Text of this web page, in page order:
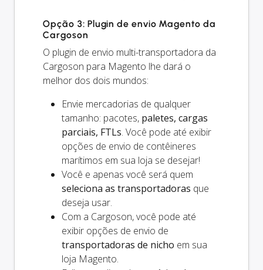
Opção 3: Plugin de envio Magento da
Cargoson
O plugin de envio multi-transportadora da
Cargoson para Magento lhe dará o
melhor dos dois mundos:
Envie mercadorias de qualquer
tamanho: pacotes, paletes, cargas
parciais, FTLs. Você pode até exibir
opções de envio de contêineres
marítimos em sua loja se desejar!
Você e apenas você será quem
seleciona as transportadoras que
deseja usar.
Com a Cargoson, você pode até
exibir opções de envio de
transportadoras de nicho em sua
loja Magento.